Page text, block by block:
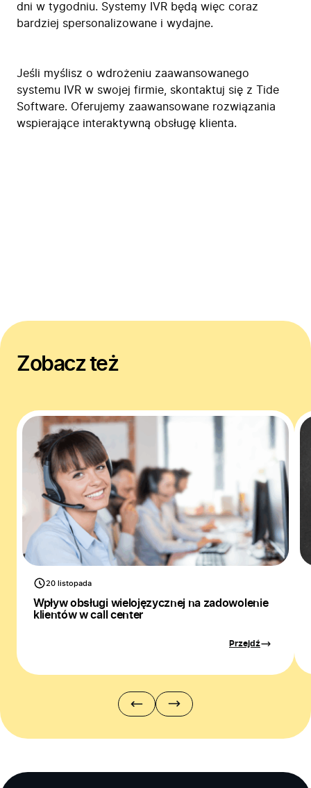
dni w tygodniu. Systemy IVR będą więc coraz
bardziej spersonalizowane i wydajne.
Jeśli myślisz o wdrożeniu zaawansowanego
systemu IVR w swojej firmie, skontaktuj się z Tide
Software. Oferujemy zaawansowane rozwiązania
wspierające interaktywną obsługę klienta.
Zobacz też
20 listopada
Wpływ obsługi wielojęzycznej na zadowolenie
klientów w call center
Przejdź